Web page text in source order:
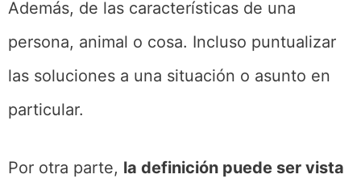
Además, de las características de una
persona, animal o cosa. Incluso puntualizar
las soluciones a una situación o asunto en
particular.
Por otra parte, la definición puede ser vista